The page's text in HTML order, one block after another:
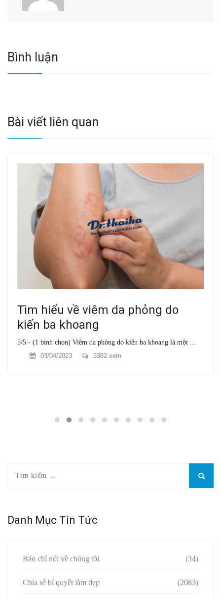
Bình luận
Bài viết liên quan
Tìm hiểu về viêm da phỏng do
kiến ba khoang
5/5 - (1 bình chọn) Viêm da phỏng do kiến ba khoang là một ...
03/04/2023
3382 xem
Danh Mục Tin Tức
Báo chí nói về chúng tôi (34)
Chia sẻ bí quyết làm đẹp (2083)